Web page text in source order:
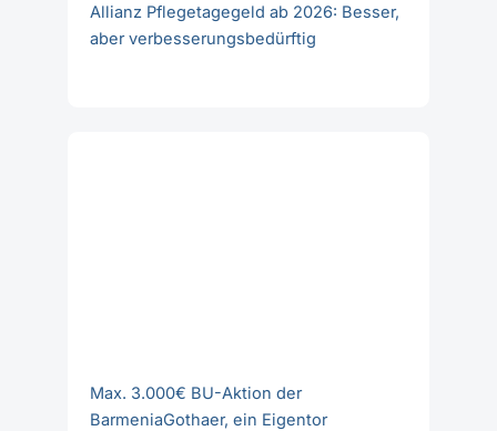
Allianz Pflegetagegeld ab 2026: Besser,
aber verbesserungsbedürftig
Max. 3.000€ BU-Aktion der
BarmeniaGothaer, ein Eigentor